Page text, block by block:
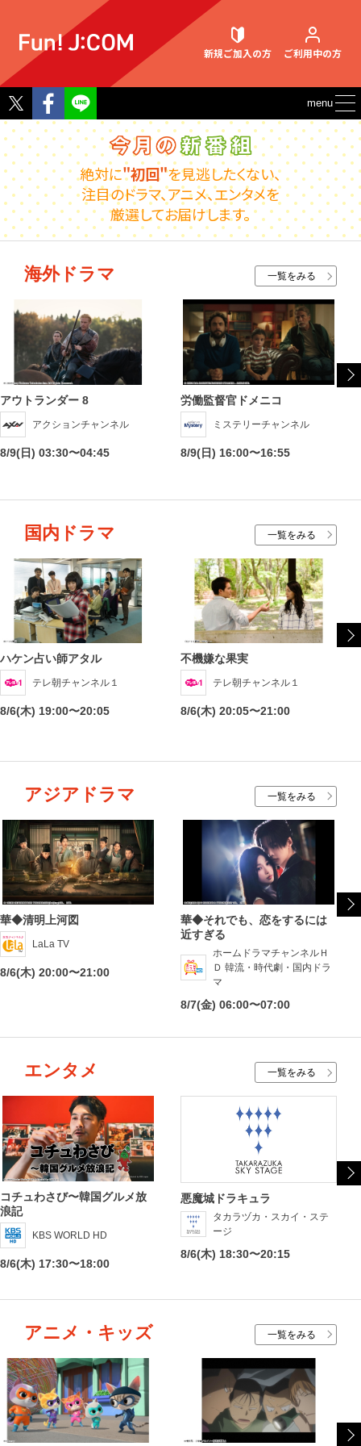
新規ご加入の方 ご利用中の方
契約内容確認・変更
お困りごと解決・よくあるご質問
Twitter
Facebook
menu
絶対に"初回"を見逃したくない、
注目のドラマ、アニメ、エンタメを
厳選してお届けします。
海外ドラマ 一覧をみる
アウトランダー 8
アクションチャンネル
8/9(日) 03:30〜04:45
労働監督官ドメニコ
ミステリーチャンネル
8/9(日) 16:00〜16:55
国内ドラマ 一覧をみる
ハケン占い師アタル
テレ朝チャンネル１
8/6(木) 19:00〜20:05
不機嫌な果実
テレ朝チャンネル１
8/6(木) 20:05〜21:00
アジアドラマ 一覧をみる
華◆清明上河図
LaLa TV
8/6(木) 20:00〜21:00
華◆それでも、恋をするには
近すぎる
ホームドラマチャンネルＨ
Ｄ 韓流・時代劇・国内ドラ
マ
8/7(金) 06:00〜07:00
エンタメ 一覧をみる
コチュわさび〜韓国グルメ放
浪記
KBS WORLD HD
8/6(木) 17:30〜18:00
悪魔城ドラキュラ
タカラヅカ・スカイ・ステ
ージ
8/6(木) 18:30〜20:15
アニメ・キッズ 一覧をみる